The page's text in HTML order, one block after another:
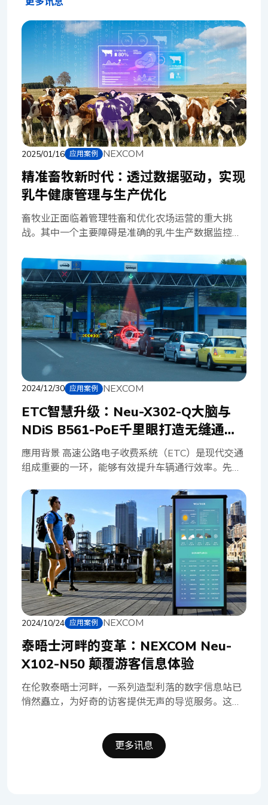
2025/01/16 应用案例 NEXCOM
精准畜牧新时代：透过数据驱动，实现
乳牛健康管理与生产优化
畜牧业正面临着管理牲畜和优化农场运营的重大挑
战。其中一个主要障碍是准确的乳牛生产数据监控，
等…。目前的数据收集和分析依赖于人工方法，导致
及时的追踪和数据驱动的决策变得更加困难。缺乏实
时数据和洞察力可能导致浪费，并对乳牛健康和生产
力产生负面影响。为了应对这些挑战，物联网
Gateway提供了一种创新的解决方案。NEXCOM
的 NDiS B561S 是一款轻巧的嵌入式无风扇计算机，
作为一个全面的智慧农业解决方案，它能与乳牛电子
卷标无缝整合，实现精准监控、自动化数据收集、营
养分析，并优化资源分配。 NDiS B561S 嵌入式无
风扇计算机搭载 Intel® Core™ i5-8500T 处理器，提
供无缝连接，通过准确识别和追踪个别乳牛，有效提
升乳牛健康和性能。该系统可便捷串联繁殖记录、健
康指针和牛奶产量…等实时数据，为操作员提供重要
讯息，以便就营养、繁殖策略和必要的医疗行为做出
明智的决策，实现智慧农业。 物联网Gateway还可
行周遭环境监控，减少热伤害和其他潜在的对乳牛健
康不利条件的风险。透过整合 LAN 和 Wi-Fi 功能，以
及直觉的触控式 HMI 接口，农场操作员可远程监控农
场运营状态。操作员随时取得 RFID 卷标的实时数
据，接收实时警报，并从任何地方做出明智的决策，
显著提高效率和灵活性。 透过创新的 NDiS
B561S 嵌入式无风扇计算机和乳牛卷标，畜牧业可以
彻底改变营运方式，验证牲畜数据，并减少传统纸笔
记录造成的人为错误。这种先进且可回溯的解决方案
大幅改善了食品安全、监管效率、资源分配。 应用
i3/i5/i7 LGA 插槽型嵌入式处理器，最高达35W
Intel® PCH H610芯片 Intel® UHD 770 系列图形运
纤薄的设计 (H: 39mm) 支援宽温0~50°C 2 个 HDMI
2.0，2 个 USB 3.2，4 个 USB 2.0，1 个 GbE LAN，
2024/12/30 应用案例 NEXCOM
ETC智慧升级：Neu-X302-Q大脑与
NDiS B561-PoE千里眼打造无缝通行
新体验
應用背景 高速公路电子收费系统（ETC）是现代交通
组成重要的一环，能够有效提升车辆通行效率。先进
两种功能，可协助警方追踪车辆失窃等违法行为。该
解决方案结合强大的边缘运算、高速数据处理和多元
设备连接性，确保机器能在各种严苛的环境下持续运
作。 解決方案 本次案例中的 ETC 系统以 Neu-
X302-Q 作为主要运算设备，同时透过 NDiS B561-
PoE 控制 ETC 闸门，同时透过 PoE 摄影机进行影像
捕捉。在这样协同运作的架构下，实现了强大的实时
数据分析，实现了有效的过路费管理和影像监控。
Neu-X302-Q： ETC 系统的强大「大脑」 Neu-
X302-Q 作为主要运算设备，负责处理车辆数据、进
行黑名单比对，如发现在黑名单中的车辆便会发出警
报。Neu-X302-Q 的无风扇设计且搭载Intel® 第九
代/第八代 Core™ 处理器和高 I/O 扩充性，使Neu-
X302-Q非常适合放置于恶劣环境下，并全年无休的
运作。该设备能处理大规模数据传输并及其低延迟的
B561-PoE 搭载第十二代 Intel® Core™ 处理器，不
仅能有效控制 ETC 闸门，更具备先进的影像辨识能
2024/10/24 应用案例 NEXCOM
泰晤士河畔的变革：NEXCOM Neu-
X102-N50 颠覆游客信息体验
在伦敦泰晤士河畔，一系列造型利落的数字信息站已
悄然矗立，为好奇的访客提供无声的导览服务。这些
丰富的在地信息，彻底改变了河滨体验。而驱动这些
创新信息枢纽的核心，正是 NEXCOM 强大的 Neu-
X102-N50 边缘运算系统，为这座智能城市的进化注
更多讯息